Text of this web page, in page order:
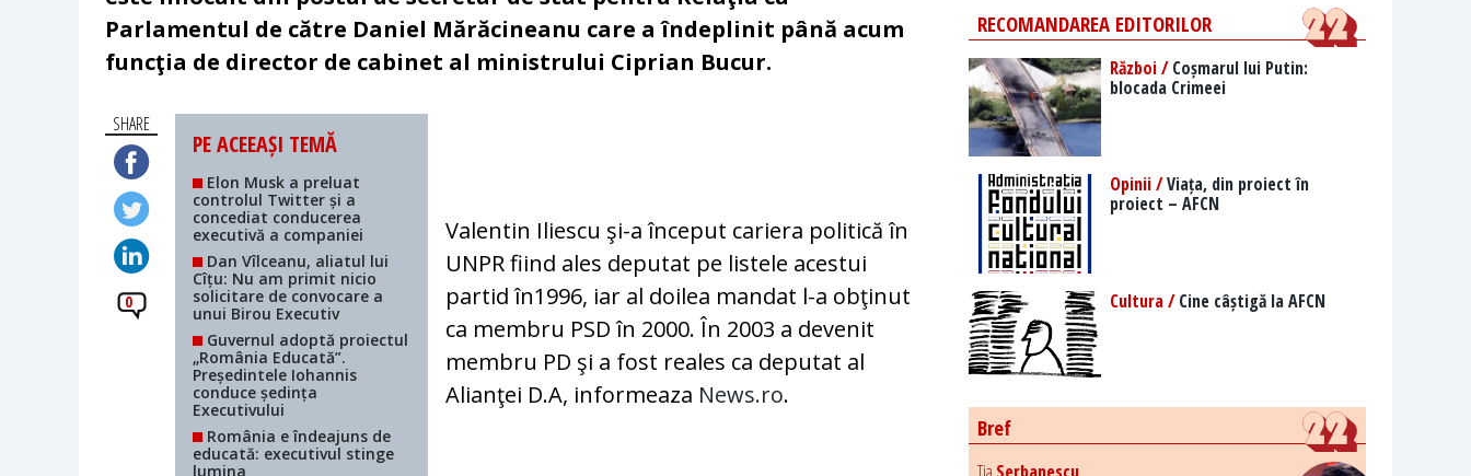
Parlamentul de către Daniel Mărăcineanu care a îndeplinit până acum
funcţia de director de cabinet al ministrului Ciprian Bucur.
SHARE
0
PE ACEEAȘI TEMĂ
Elon Musk a preluat
controlul Twitter și a
concediat conducerea
executivă a companiei
Dan Vîlceanu, aliatul lui
Cîțu: Nu am primit nicio
solicitare de convocare a
unui Birou Executiv
Guvernul adoptă proiectul
„România Educată”.
Președintele Iohannis
conduce ședința
Executivului
România e îndeajuns de
educată: executivul stinge
lumina
Valentin Iliescu şi-a început cariera politică în
UNPR fiind ales deputat pe listele acestui
partid în1996, iar al doilea mandat l-a obţinut
ca membru PSD în 2000. În 2003 a devenit
membru PD şi a fost reales ca deputat al
Alianţei D.A, informeaza News.ro.
RECOMANDAREA EDITORILOR
Război /Coșmarul lui Putin:
blocada Crimeei
Opinii /Viața, din proiect în
proiect – AFCN
Cultura /Cine câștigă la AFCN
Bref